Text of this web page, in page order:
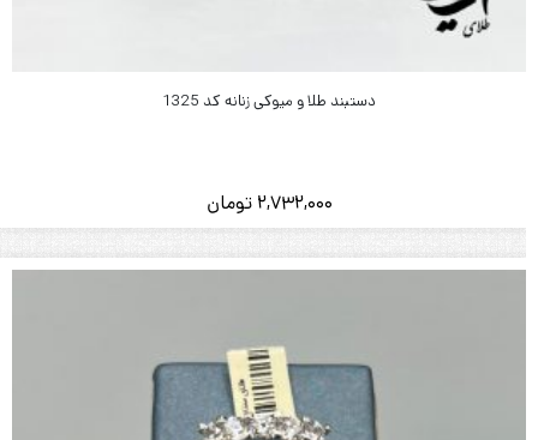
دستبند طلا و میوکی زنانه کد 1325
2,732,000تومان